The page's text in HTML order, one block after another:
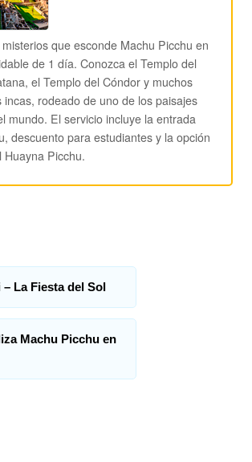
que esconde Machu Picchu en
de 1 día. Conozca el Templo del
el Templo del Cóndor y muchos
incas, rodeado de uno de los paisajes
mundo. El servicio incluye la entrada
descuento para estudiantes y la opción
Picchu.
– La Fiesta del Sol
Machu Picchu en